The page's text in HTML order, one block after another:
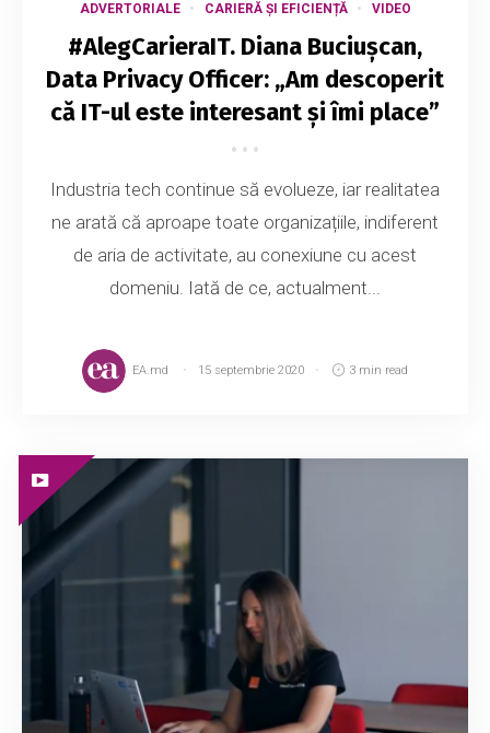
ADVERTORIALE CARIERĂ ȘI EFICIENȚĂ VIDEO
#AlegCarieraIT. Diana Buciușcan,
Data Privacy Officer: „Am descoperit
că IT-ul este interesant și îmi place”
Industria tech continue să evolueze, iar realitatea
ne arată că aproape toate organizațiile, indiferent
de aria de activitate, au conexiune cu acest
domeniu. Iată de ce, actualment...
EA.md 15 septembrie 2020 3 min read